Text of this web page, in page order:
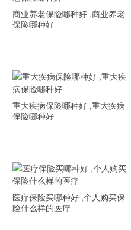
商业养老保险哪种好 ,商业养老
保险哪种好
重大疾病保险哪种好 ,重大疾病
保险哪种好
医疗保险买哪种好 ,个人购买保
险什么样的医疗